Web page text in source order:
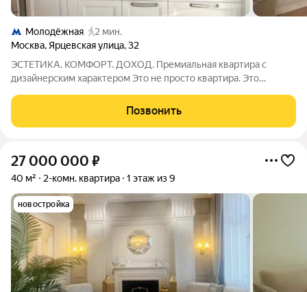
Молодёжная
2 мин.
Москва, Ярцевская улица,32
ЭСТЕТИКА. КОМФОРТ. ДОХОД. Премиальная квартира с
дизайнерским характером Это не просто квартира. Это
сценариев освещения. Современный дизайнерский ремонт в
благородной тёплой гамме,
Позвонить
27 000 000 ₽
40 м² 2-комн. квартира 1 этаж из 9
новостройка